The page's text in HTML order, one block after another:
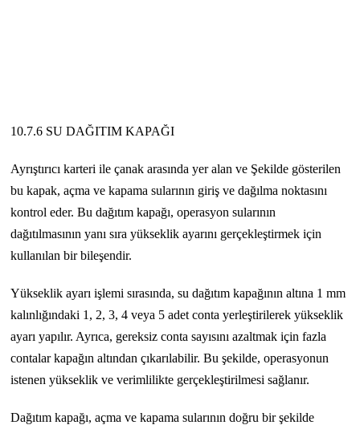
10.7.6 SU DAĞITIM KAPAĞI
Ayrıştırıcı karteri ile çanak arasında yer alan ve Şekilde gösterilen
bu kapak, açma ve kapama sularının giriş ve dağılma noktasını
kontrol eder. Bu dağıtım kapağı, operasyon sularının
dağıtılmasının yanı sıra yükseklik ayarını gerçekleştirmek için
kullanılan bir bileşendir.
Yükseklik ayarı işlemi sırasında, su dağıtım kapağının altına 1 mm
kalınlığındaki 1, 2, 3, 4 veya 5 adet conta yerleştirilerek yükseklik
ayarı yapılır. Ayrıca, gereksiz conta sayısını azaltmak için fazla
contalar kapağın altından çıkarılabilir. Bu şekilde, operasyonun
istenen yükseklik ve verimlilikte gerçekleştirilmesi sağlanır.
Dağıtım kapağı, açma ve kapama sularının doğru bir şekilde